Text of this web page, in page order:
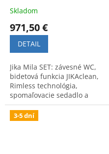
Skladom
971,50 €
DETAIL
Jika Mila SET: závesné WC,
bidetová funkcia JIKAclean,
Rimless technológia,
spomaľovacie sedadlo a
podomietkový systém.
Zabezpečuje vysokú hygienu
a komfort.
3-5 dní